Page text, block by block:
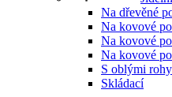
Na dřevěné
Na kovové
Na kovové
Na kovové
S oblými rohy
Skládací